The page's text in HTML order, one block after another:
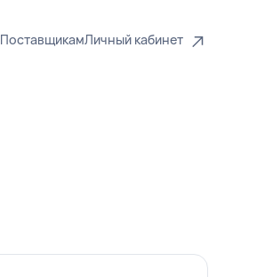
ПоставщикамЛичный кабинет